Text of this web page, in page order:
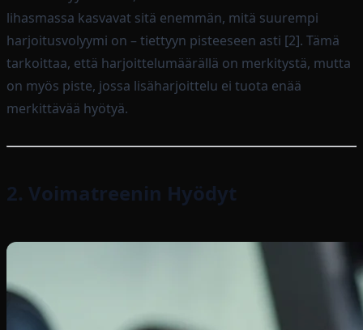
lihasmassa kasvavat sitä enemmän, mitä suurempi
harjoitusvolyymi on – tiettyyn pisteeseen asti [2]. Tämä
tarkoittaa, että harjoittelumäärällä on merkitystä, mutta
on myös piste, jossa lisäharjoittelu ei tuota enää
merkittävää hyötyä.
2. Voimatreenin Hyödyt